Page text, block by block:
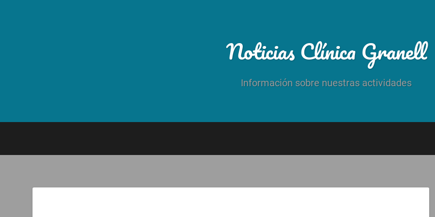
Noticias Clínica Granell
Información sobre nuestras actividades